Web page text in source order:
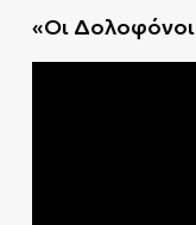
«Οι Δολοφόνοι